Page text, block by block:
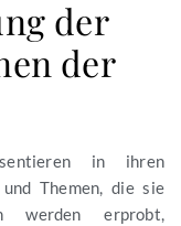
der
der
in ihren
Themen, die sie
werden erprobt,